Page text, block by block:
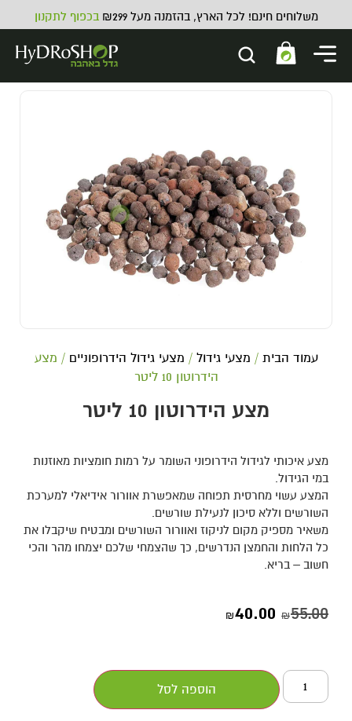
משלוחים חינם! לכל הארץ, בהזמנה מעל ₪299 בכפוף לתקנון
עמוד הבית / מצעי גידול / מצעי גידול הידרופוניים / מצע
הידרוטון 10 ליטר
מצע הידרוטון 10 ליטר
מצע איכותי לגידול הידרופוני השומר על רמות חומציות מאוזנות
במי הגידול.
המצע עשוי מחרסית תפוחה שמאפשרת אוורור אידיאלי למערכת
השורשים וללא סיכון לנעילת שורשים.
משאיר מספיק מקום לניקוז ואוורור השורשים ומבטיח שיקבלו את
כל הלחות והחמצן הנדרשים, כך שהצמחי שלכם יצמחו מהר והכי
חשוב – בריא.
₪55.00
₪40.00
הוספה לסל
מתאם לצינור שרשורי
₪40.00
+
ADD